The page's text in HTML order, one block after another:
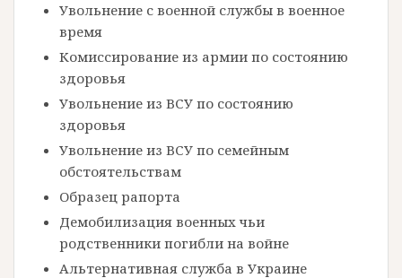
Увольнение с военной службы в военное
время
Комиссирование из армии по состоянию
здоровья
Увольнение из ВСУ по состоянию
здоровья
Увольнение из ВСУ по семейным
обстоятельствам
Образец рапорта
Демобилизация военных чьи
родственники погибли на войне
Альтернативная служба в Украине